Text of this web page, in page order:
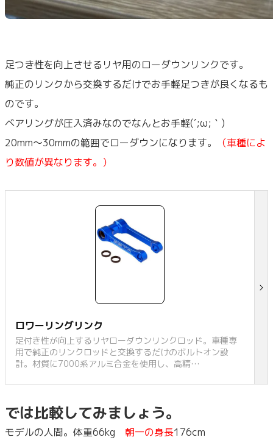
足つき性を向上させるリヤ用のローダウンリンクです。
純正のリンクから交換するだけでお手軽足つきが良くなるも
のです。
ベアリングが圧入済みなのでなんとお手軽(´;ω;｀)
20mm～30mmの範囲でローダウンになります。
（車種によ
り数値が異なります。）
ロワーリングリンク
足付き性が向上するリヤローダウンリンクロッド。車種専
用で純正のリンクロッドと交換するだけのボルトオン設
計。材質に7000系アルミ合金を使用し、高精…
では比較してみましょう。
モデルの人間。体重66kg 朝一の身長176cm